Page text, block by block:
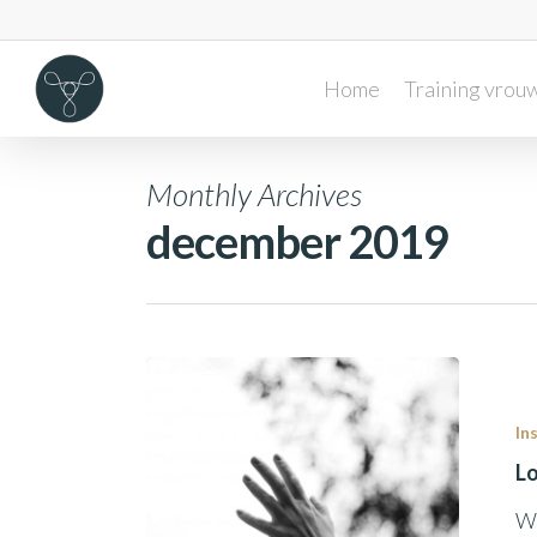
Home Training
Monthly Archives
december 2019